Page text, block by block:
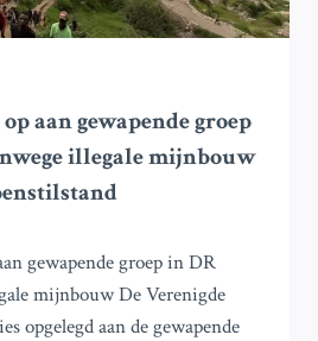
aan gewapende groep
illegale mijnbouw
gewapende groep in DR
mijnbouw De Verenigde
opgelegd aan de gewapende